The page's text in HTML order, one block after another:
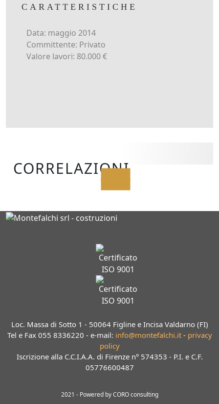
CARATTERISTICHE
Data: maggio 2014
Committente: Privato
Valore lavori: 80.000 €
CORRELAZIONI
Loc. Massa di Sotto 1 - 50064 Figline e Incisa Valdarno (FI)
Tel e Fax 055 8336220 - e-mail: info@montefalchi.it- privacy
policy
Iscrizione alla C.C.I.A.A. di Firenze n° 574353 - P.I. e C.F.
05776600487
2021 - Powered byCORO consulting